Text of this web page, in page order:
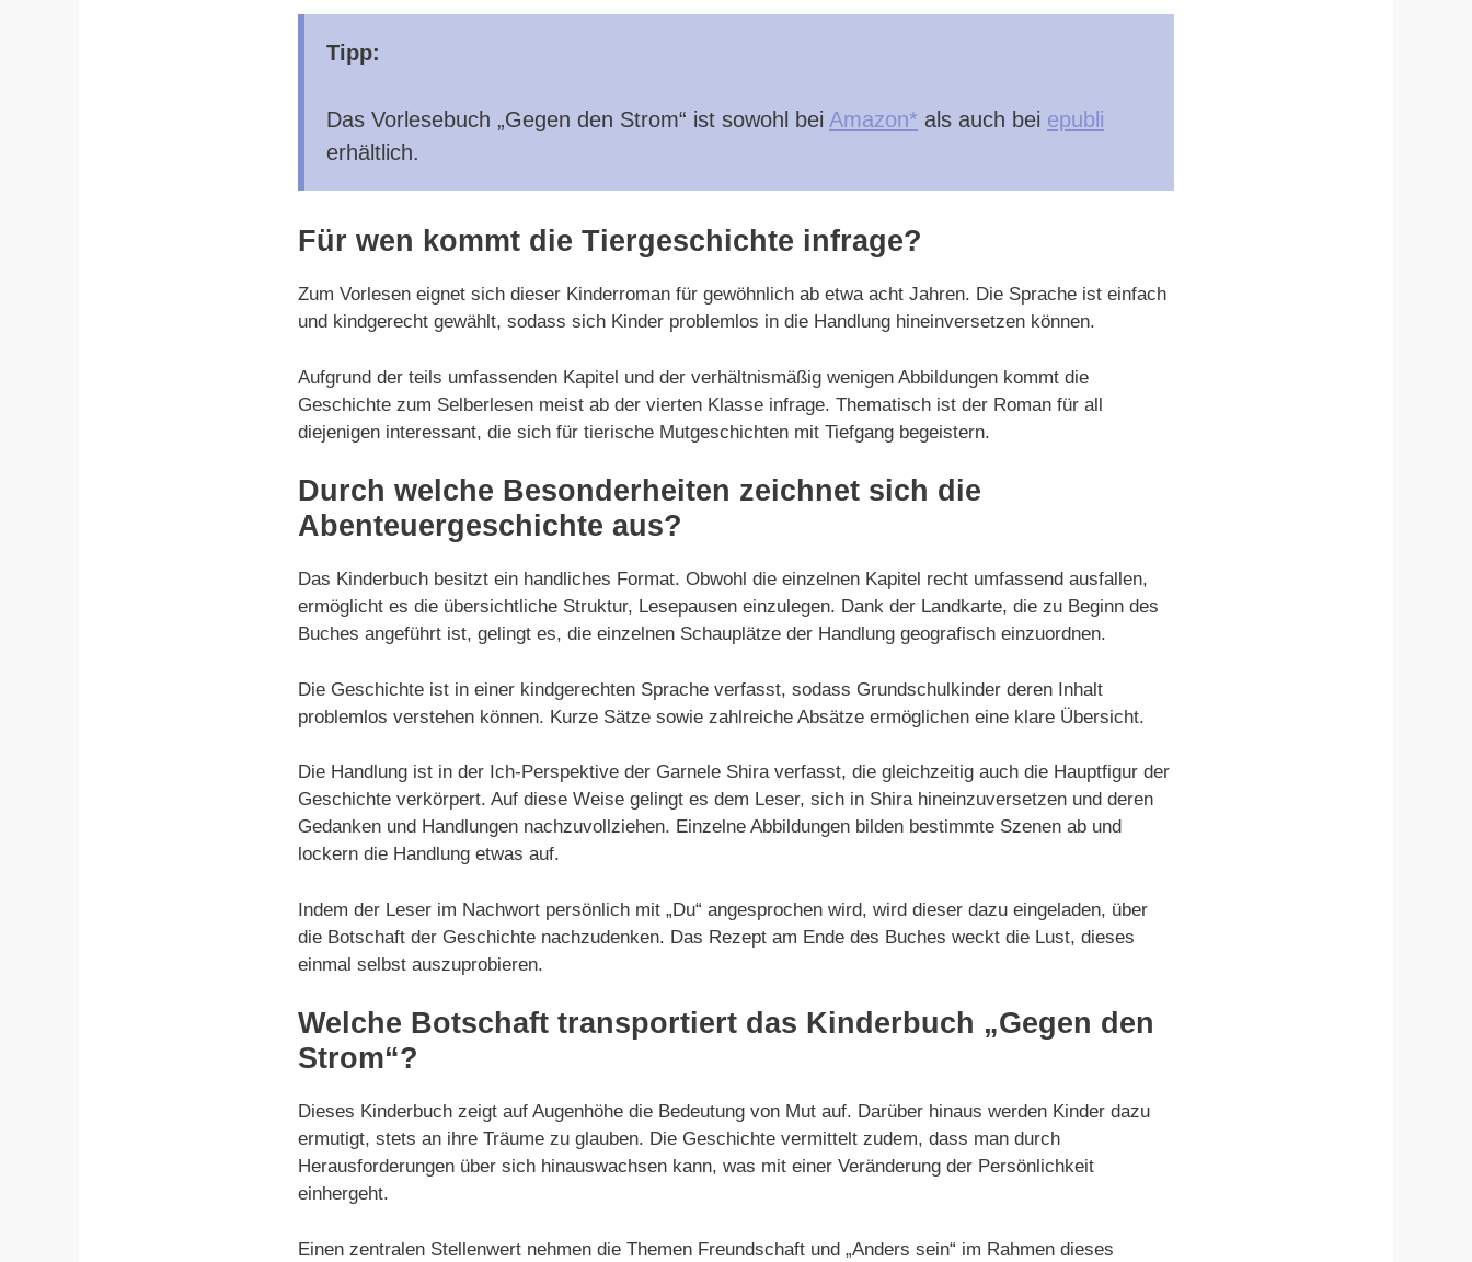
Tipp:
Das Vorlesebuch „Gegen den Strom“ ist sowohl bei Amazon* als auch bei epubli
erhältlich.
Für wen kommt die Tiergeschichte infrage?
Zum Vorlesen eignet sich dieser Kinderroman für gewöhnlich ab etwa acht Jahren. Die Sprache ist einfach
und kindgerecht gewählt, sodass sich Kinder problemlos in die Handlung hineinversetzen können.
Aufgrund der teils umfassenden Kapitel und der verhältnismäßig wenigen Abbildungen kommt die
Geschichte zum Selberlesen meist ab der vierten Klasse infrage. Thematisch ist der Roman für all
diejenigen interessant, die sich für tierische Mutgeschichten mit Tiefgang begeistern.
Durch welche Besonderheiten zeichnet sich die
Abenteuergeschichte aus?
Das Kinderbuch besitzt ein handliches Format. Obwohl die einzelnen Kapitel recht umfassend ausfallen,
ermöglicht es die übersichtliche Struktur, Lesepausen einzulegen. Dank der Landkarte, die zu Beginn des
Buches angeführt ist, gelingt es, die einzelnen Schauplätze der Handlung geografisch einzuordnen.
Die Geschichte ist in einer kindgerechten Sprache verfasst, sodass Grundschulkinder deren Inhalt
problemlos verstehen können. Kurze Sätze sowie zahlreiche Absätze ermöglichen eine klare Übersicht.
Die Handlung ist in der Ich-Perspektive der Garnele Shira verfasst, die gleichzeitig auch die Hauptfigur der
Geschichte verkörpert. Auf diese Weise gelingt es dem Leser, sich in Shira hineinzuversetzen und deren
Gedanken und Handlungen nachzuvollziehen. Einzelne Abbildungen bilden bestimmte Szenen ab und
lockern die Handlung etwas auf.
Indem der Leser im Nachwort persönlich mit „Du“ angesprochen wird, wird dieser dazu eingeladen, über
die Botschaft der Geschichte nachzudenken. Das Rezept am Ende des Buches weckt die Lust, dieses
einmal selbst auszuprobieren.
Welche Botschaft transportiert das Kinderbuch „Gegen den
Strom“?
Dieses Kinderbuch zeigt auf Augenhöhe die Bedeutung von Mut auf. Darüber hinaus werden Kinder dazu
ermutigt, stets an ihre Träume zu glauben. Die Geschichte vermittelt zudem, dass man durch
Herausforderungen über sich hinauswachsen kann, was mit einer Veränderung der Persönlichkeit
einhergeht.
Einen zentralen Stellenwert nehmen die Themen Freundschaft und „Anders sein“ im Rahmen dieses